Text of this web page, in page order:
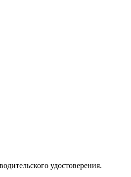
удостоверения.